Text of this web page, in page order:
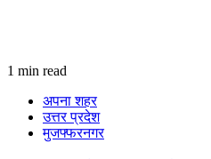
1 min read
अपना शहर
उत्तर प्रदेश
मुजफ्फरनगर